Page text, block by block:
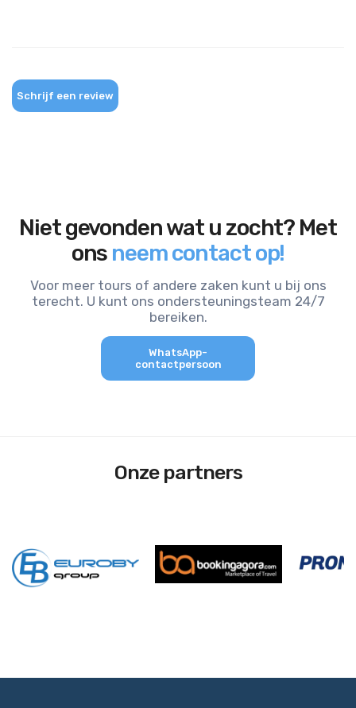
Schrijf een review
Niet gevonden wat u zocht? Met
ons neem contact op!
Voor meer tours of andere zaken kunt u bij ons
terecht. U kunt ons ondersteuningsteam 24/7
bereiken.
WhatsApp-
contactpersoon
Onze partners